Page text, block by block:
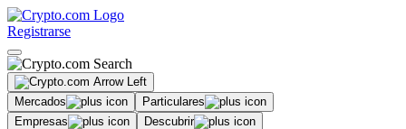
Registrarse
Mercados
Particulares
Empresas
Descubrir